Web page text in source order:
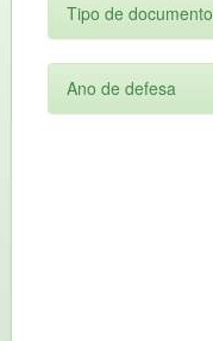
Tipo de documento
Ano de defesa